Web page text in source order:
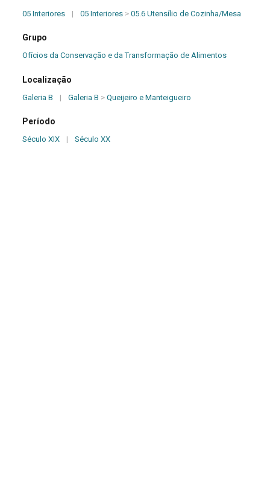
05 Interiores | 05 Interiores >05.6 Utensílio de Cozinha/Mesa
Grupo
Ofícios da Conservação e da Transformação de Alimentos
Localização
Galeria B | Galeria B >Queijeiro e Manteigueiro
Período
Século XIX | Século XX